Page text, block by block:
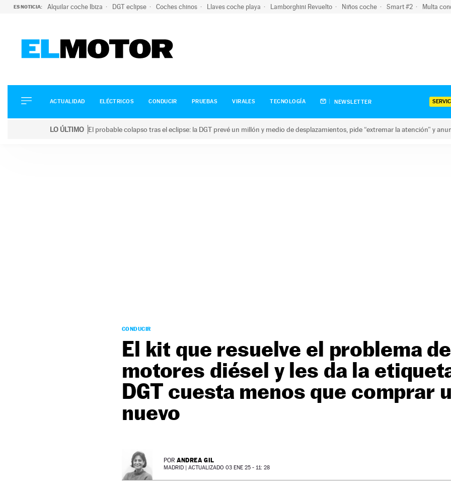
ES NOTICIA: Alquilar coche Ibiza DGT eclipse Coches chinos Llaves coche playa Lamborghini Revuelto Niños coche Smart #2 Multa
ELÉCTRICOS
CONDUCIR
ACTUALIDAD ELÉCTRICOS CONDUCIR PRUEBAS VIRALES TECNOLOGÍA NEWSLETTER
LO ÚLTIMO El probable colapso tras el eclipse: la DGT prevé un millón y medio de desplazamientos, pide “extremar la atención” y
CONDUCIR
El kit que resuelve el problema
motores diésel y les da la
DGT cuesta menos que comprar
nuevo
POR ANDREA GIL
MADRID | ACTUALIZADO 03 ENE 25 - 11: 28